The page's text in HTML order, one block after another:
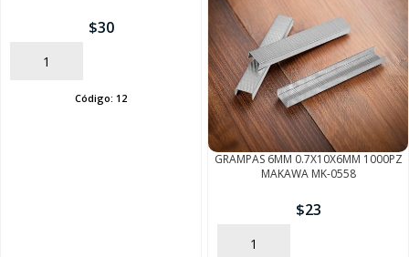
$30
AÑADIR
Código: 12
GRAMPAS 6MM 0.7X10X6MM 1000PZ
MAKAWA MK-0558
$23
AÑADIR